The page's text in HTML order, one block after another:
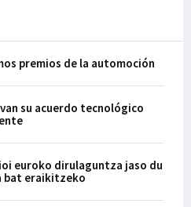
premios de la automoción
su acuerdo tecnológico
euroko dirulaguntza jaso du
bat eraikitzeko